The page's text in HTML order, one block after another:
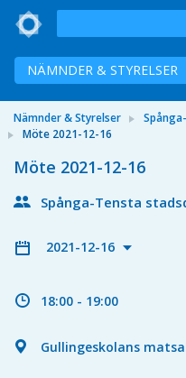
NÄMNDER & STYRELSER
Nämnder & Styrelser
Möte 2021-12-16
Möte 2021-12-16
Spånga-Tensta
2021-12-16
18:00 - 19:00
Gullingeskolans